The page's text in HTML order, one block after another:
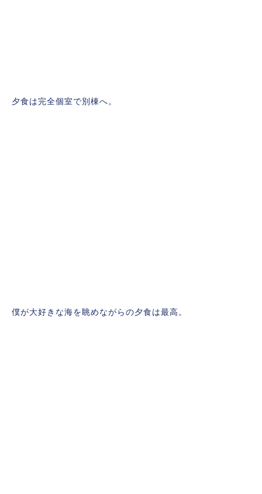
夕食は完全個室で別棟へ。
僕が大好きな海を眺めながらの夕食は最高。